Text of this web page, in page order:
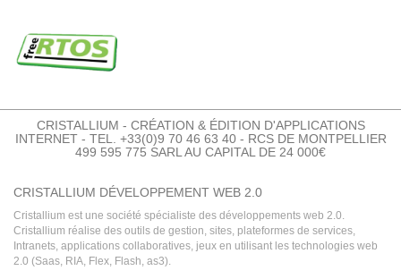
CRISTALLIUM - CRÉATION & ÉDITION D'APPLICATIONS
INTERNET - TEL. +33(0)9 70 46 63 40 - RCS DE MONTPELLIER
499 595 775 SARL AU CAPITAL DE 24 000€
CRISTALLIUM DÉVELOPPEMENT WEB 2.0
Cristallium est une société spécialiste des développements web 2.0.
Cristallium réalise des outils de gestion, sites, plateformes de services,
Intranets, applications collaboratives, jeux en utilisant les technologies web
2.0 (Saas, RIA, Flex, Flash, as3).